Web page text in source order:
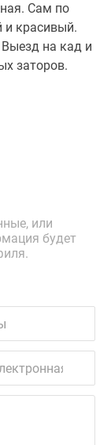
Сам по
и красивый.
на кад и
заторов.
или
будет